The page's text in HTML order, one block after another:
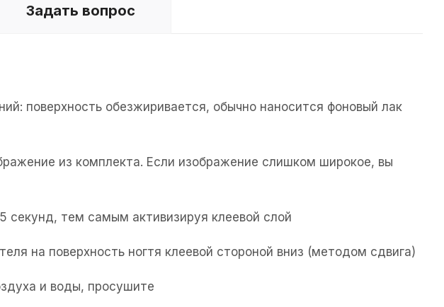
Задать вопрос
поверхность обезжиривается, обычно наносится фоновый лак
из комплекта. Если изображение слишком широкое, вы
секунд, тем самым активизируя клеевой слой
на поверхность ногтя клеевой стороной вниз (методом сдвига)
и воды, просушите